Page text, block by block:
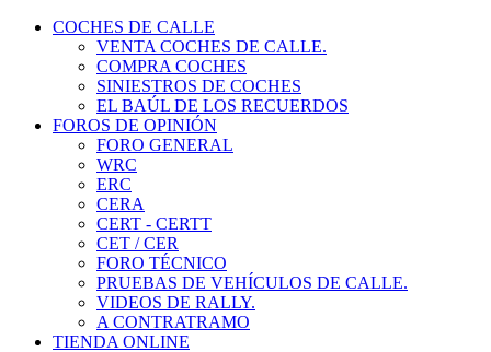
COCHES DE CALLE
VENTA COCHES DE CALLE.
COMPRA COCHES
SINIESTROS DE COCHES
EL BAÚL DE LOS RECUERDOS
FOROS DE OPINIÓN
FORO GENERAL
WRC
ERC
CERA
CERT - CERTT
CET / CER
FORO TÉCNICO
PRUEBAS DE VEHÍCULOS DE CALLE.
VIDEOS DE RALLY.
A CONTRATRAMO
TIENDA ONLINE